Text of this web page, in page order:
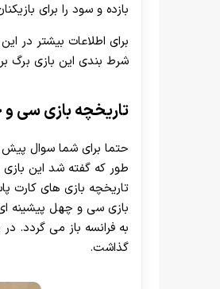
بازده و سود را برای
برای اطلاعات بیشتر در
شرط بندی این بازی برگ
تاریخچه بازی سی
حتما برای شما سوال
طور که گفته شد این بازی
به فرانسه باز می گردد.
گذاشت.